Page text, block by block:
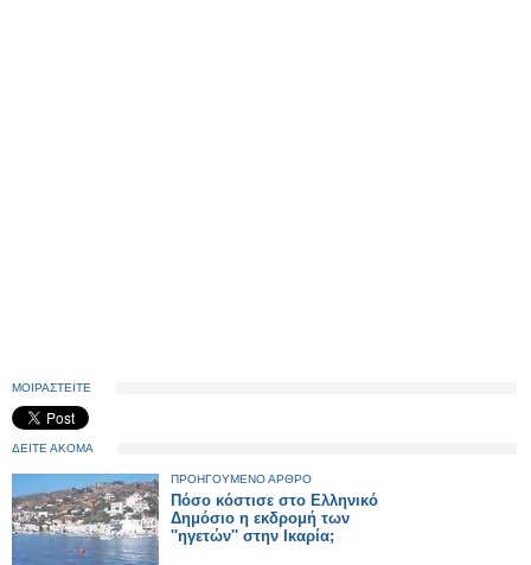
ΜΟΙΡΑΣΤΕΙΤΕ
ΔΕΙΤΕ ΑΚΟΜΑ
ΠΡΟΗΓΟΥΜΕΝΟ ΑΡΘΡΟ
Πόσο κόστισε στο Ελληνικό
Δημόσιο η εκδρομή των
''ηγετών'' στην Ικαρία;